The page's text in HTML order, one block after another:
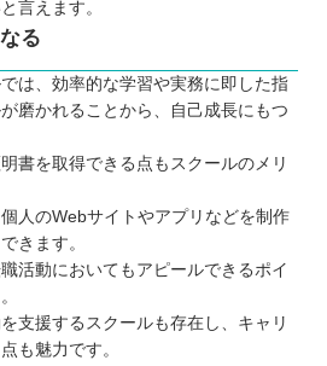
言えます。
る
は、効率的な学習や実務に即した指
磨かれることから、自己成長にもつ
書を取得できる点もスクールのメリ
人のWebサイトやアプリなどを制作
きます。
活動においてもアピールできるポイ
支援するスクールも存在し、キャリ
も魅力です。